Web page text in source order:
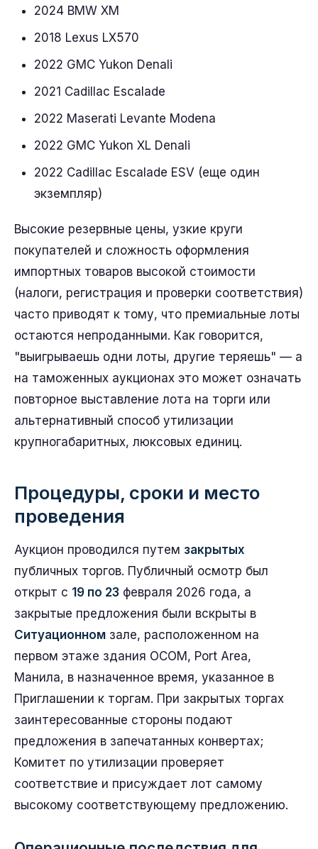
2024 BMW XM
2018 Lexus LX570
2022 GMC Yukon Denali
2021 Cadillac Escalade
2022 Maserati Levante Modena
2022 GMC Yukon XL Denali
2022 Cadillac Escalade ESV (еще один
экземпляр)
Высокие резервные цены, узкие круги
покупателей и сложность оформления
импортных товаров высокой стоимости
(налоги, регистрация и проверки соответствия)
часто приводят к тому, что премиальные лоты
остаются непроданными. Как говорится,
"выигрываешь одни лоты, другие теряешь" — а
на таможенных аукционах это может означать
повторное выставление лота на торги или
альтернативный способ утилизации
крупногабаритных, люксовых единиц.
Процедуры, сроки и место
проведения
Аукцион проводился путем закрытых
публичных торгов. Публичный осмотр был
открыт с 19 по 23 февраля 2026 года, а
закрытые предложения были вскрыты в
Ситуационном зале, расположенном на
первом этаже здания OCOM, Port Area,
Манила, в назначенное время, указанное в
Приглашении к торгам. При закрытых торгах
заинтересованные стороны подают
предложения в запечатанных конвертах;
Комитет по утилизации проверяет
соответствие и присуждает лот самому
высокому соответствующему предложению.